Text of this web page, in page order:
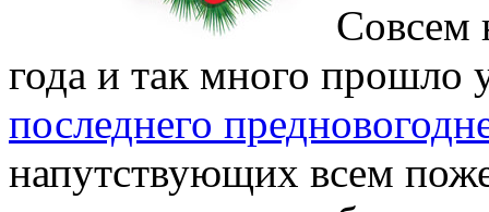
Совсем
года и так много прошло
последнего
напутствующих всем